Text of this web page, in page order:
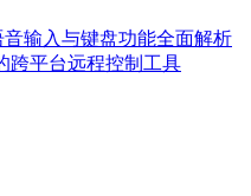
音输入与键盘功能全面解析
跨平台远程控制工具